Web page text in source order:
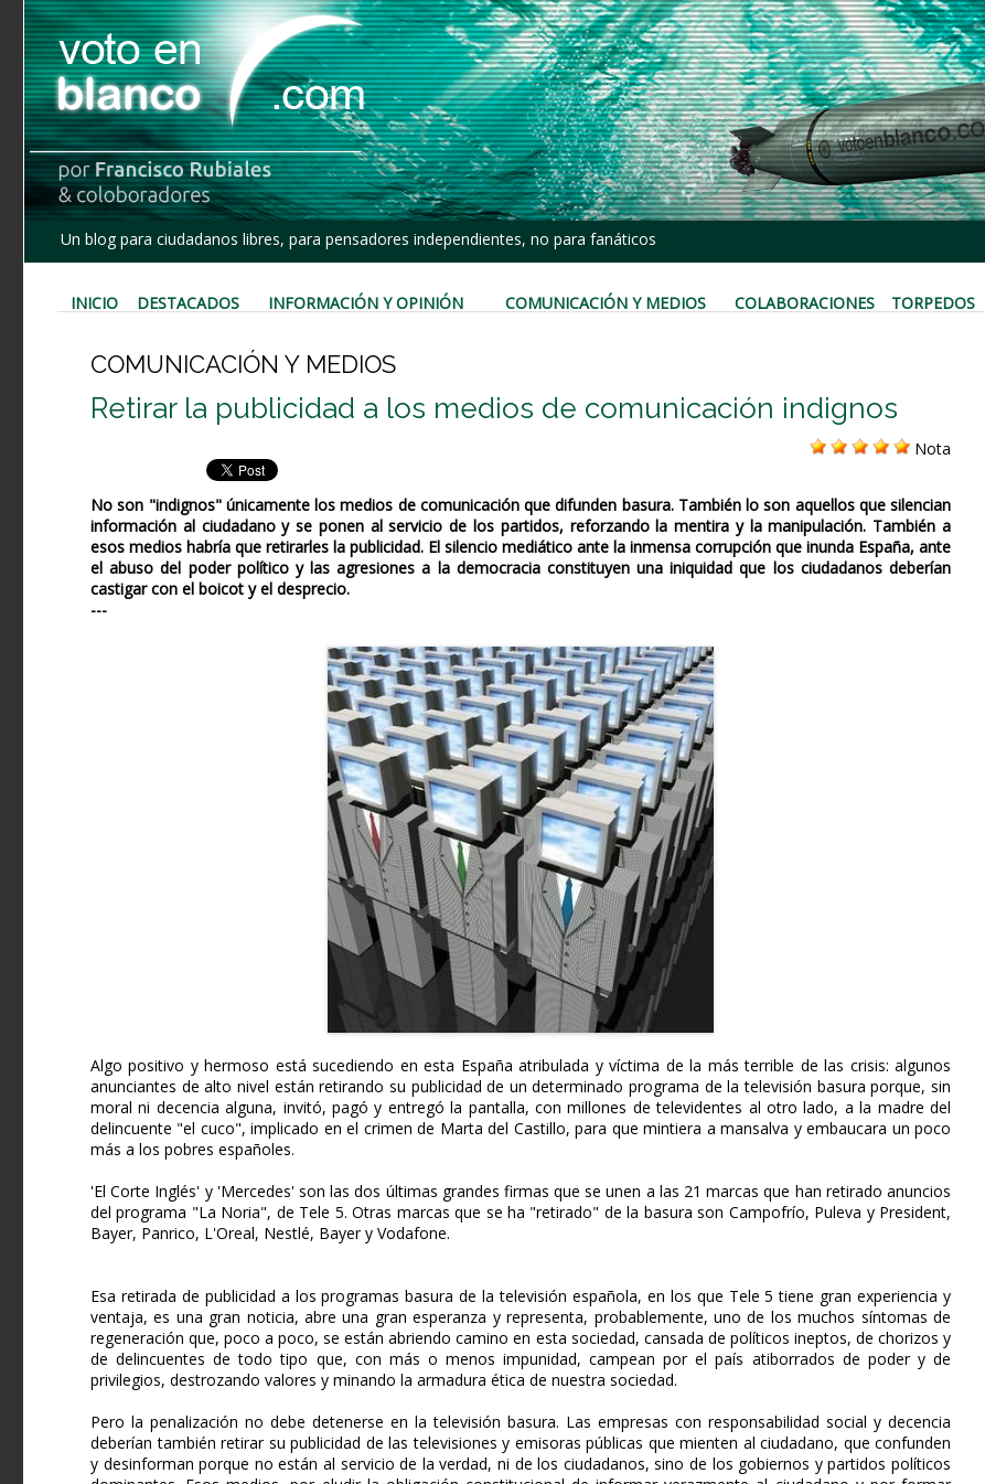
Un blog para ciudadanos libres, para pensadores independientes, no para fanáticos
INICIO DESTACADOS INFORMACIÓN Y OPINIÓN COMUNICACIÓN Y MEDIOS COLABORACIONES TORPEDOS
COMUNICACIÓN Y MEDIOS
Retirar la publicidad a los medios de comunicación indignos
Nota
No son "indignos" únicamente los medios de comunicación que difunden basura. También lo son aquellos que silencian
información al ciudadano y se ponen al servicio de los partidos, reforzando la mentira y la manipulación. También a
esos medios habría que retirarles la publicidad. El silencio mediático ante la inmensa corrupción que inunda España, ante
el abuso del poder político y las agresiones a la democracia constituyen una iniquidad que los ciudadanos deberían
castigar con el boicot y el desprecio.
---
Algo positivo y hermoso está sucediendo en esta España atribulada y víctima de la más terrible de las crisis: algunos
anunciantes de alto nivel están retirando su publicidad de un determinado programa de la televisión basura porque, sin
moral ni decencia alguna, invitó, pagó y entregó la pantalla, con millones de televidentes al otro lado, a la madre del
delincuente "el cuco", implicado en el crimen de Marta del Castillo, para que mintiera a mansalva y embaucara un poco
más a los pobres españoles.
'El Corte Inglés' y 'Mercedes' son las dos últimas grandes firmas que se unen a las 21 marcas que han retirado anuncios
del programa "La Noria", de Tele 5. Otras marcas que se ha "retirado" de la basura son Campofrío, Puleva y President,
Bayer, Panrico, L'Oreal, Nestlé, Bayer y Vodafone.
Esa retirada de publicidad a los programas basura de la televisión española, en los que Tele 5 tiene gran experiencia y
ventaja, es una gran noticia, abre una gran esperanza y representa, probablemente, uno de los muchos síntomas de
regeneración que, poco a poco, se están abriendo camino en esta sociedad, cansada de políticos ineptos, de chorizos y
de delincuentes de todo tipo que, con más o menos impunidad, campean por el país atiborrados de poder y de
privilegios, destrozando valores y minando la armadura ética de nuestra sociedad.
Pero la penalización no debe detenerse en la televisión basura. Las empresas con responsabilidad social y decencia
deberían también retirar su publicidad de las televisiones y emisoras públicas que mienten al ciudadano, que confunden
y desinforman porque no están al servicio de la verdad, ni de los ciudadanos, sino de los gobiernos y partidos políticos